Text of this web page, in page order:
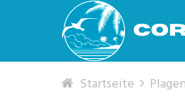
Startseite Plagen